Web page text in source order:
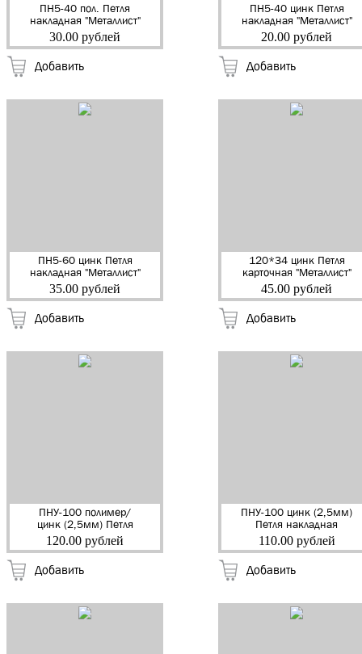
ПН5-40 пол. Петля
накладная "Металлист"
(Кунгур) (200)
30.00 рублей
Добавить
ПН5-40 цинк Петля
накладная "Металлист"
(Кунгур) (300)
20.00 рублей
Добавить
ПН5-60 цинк Петля
накладная "Металлист"
(Кунгур) (150)
35.00 рублей
Добавить
120*34 цинк Петля
карточная "Металлист"
(Кунгур) (100)
45.00 рублей
Добавить
ПНУ-100 полимер/
цинк (2,5мм) Петля
накладная (бабочка)
"Металлист" (Кунгур)
120.00 рублей
Добавить
ПНУ-100 цинк (2,5мм)
Петля накладная
(бабочка) "Металлист"
(Кунгур) (50)
110.00 рублей
Добавить